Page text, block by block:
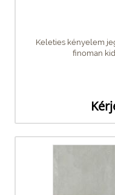
Keleties kényelem
finoman